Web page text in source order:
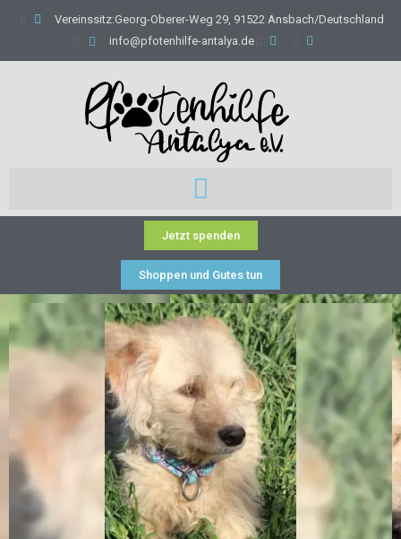
Vereinssitz:Georg-Oberer-Weg 29, 91522 Ansbach/Deutschland
info@pfotenhilfe-antalya.de
Jetzt spenden
Shoppen und Gutes tun